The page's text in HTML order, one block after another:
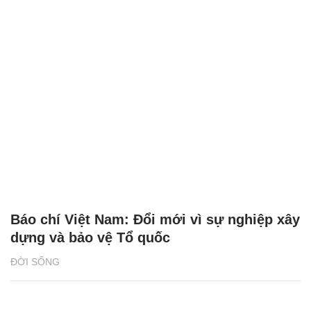
ĐỜI SỐNG
Báo chí Việt Nam: Đổi mới vì sự nghiệp xây
dựng và bảo vệ Tổ quốc